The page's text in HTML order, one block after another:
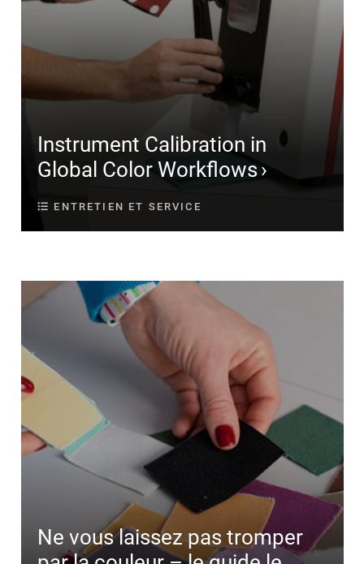
Instrument Calibration in
Global Color Workflows
ENTRETIEN ET SERVICE
Ne vous laissez pas tromper